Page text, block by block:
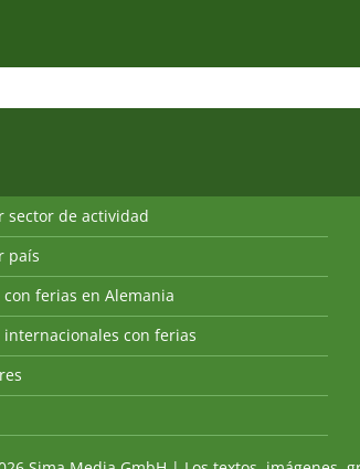
sector de actividad
país
con ferias en Alemania
internacionales con ferias